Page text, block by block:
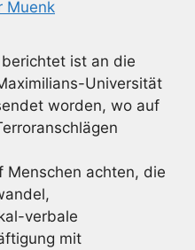
Muenk
ist an die
Universität
worden, wo auf
Menschen achten, die
verbale
mit